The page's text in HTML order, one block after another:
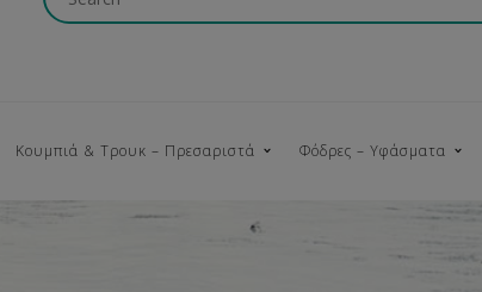
Κουμπιά & Τρουκ – Πρεσαριστά Φόδρες – Υφάσματα